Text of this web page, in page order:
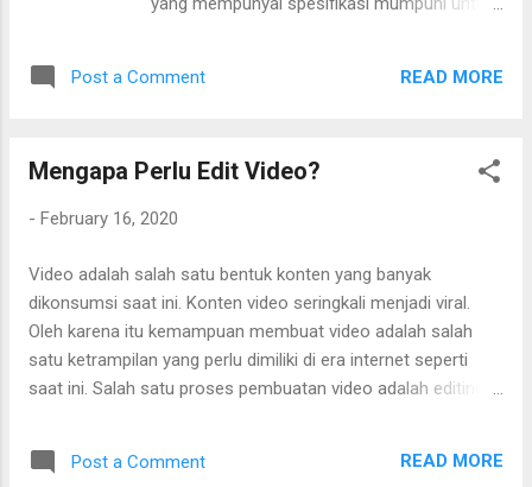
Post a Comment READ MORE
Mengapa Perlu Edit Video?
- February 16, 2020
Video adalah salah satu bentuk konten yang banyak
dikonsumsi saat ini. Konten video seringkali menjadi viral.
Oleh karena itu kemampuan membuat video adalah salah
satu ketrampilan yang perlu dimiliki di era internet seperti
saat ini. Salah satu proses pembuatan video adalah editing.
diunggah tanpa edit. Padahal edit video adalah penting.
Post a Comment READ MORE